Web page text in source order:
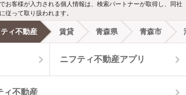
独立洗面台
都市ガス
オートロック
お客様が入力される個人情報は、検索パートナーが取得し、同社
従って取り扱われます。
ィ不動産 賃貸 青森県 青森市
ニフティ不動産アプリ
ィ不動産